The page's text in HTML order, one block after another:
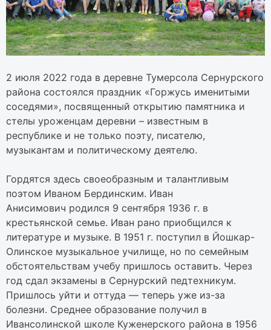
2 июля 2022 года в деревне Тумерсола Сернурского
района состоялся праздник «Горжусь именитыми
соседями», посвященный открытию памятника и
стелы уроженцам деревни – известным в
республике и не только поэту, писателю,
музыкантам и политическому деятелю.
Гордятся здесь своеобразным и талантливым
поэтом Иваном Бердинским. Иван
Анисимович родился 9 сентября 1936 г. в
крестьянской семье. Иван рано приобщился к
литературе и музыке. В 1951 г. поступил в Йошкар-
Олинское музыкальное училище, но по семейным
обстоятельствам учебу пришлось оставить. Через
год сдал экзамены в Сернурский педтехникум.
Пришлось уйти и оттуда — теперь уже из-за
болезни. Среднее образование получил в
Ивансолинской школе Куженерского района в 1956